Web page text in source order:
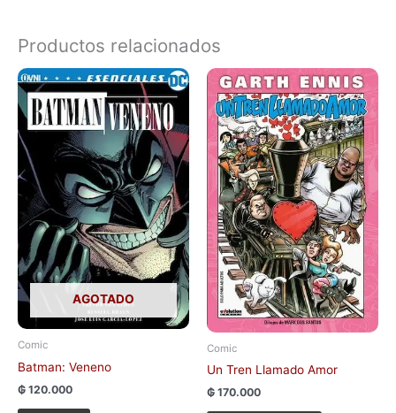
Productos relacionados
AGOTADO
Comic
Batman: Veneno
₲ 120.000
Comic
Un Tren Llamado Amor
₲ 170.000